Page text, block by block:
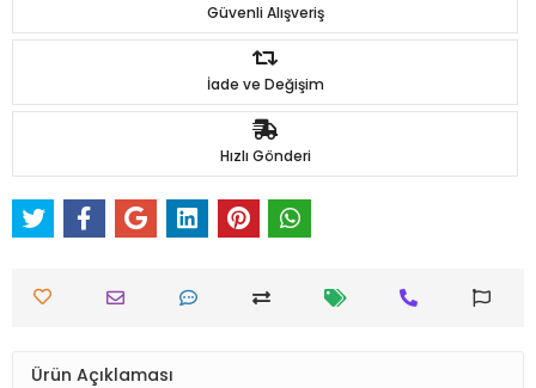
Güvenli Alışveriş
İade ve Değişim
Hızlı Gönderi
Ürün Açıklaması